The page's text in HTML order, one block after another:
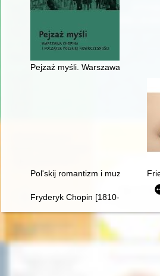
Pejzaż myśli. Warszawa Chopina
Pol'skij romantizm i muzykal'naja
Fryderyk Chopin [1810-1849]